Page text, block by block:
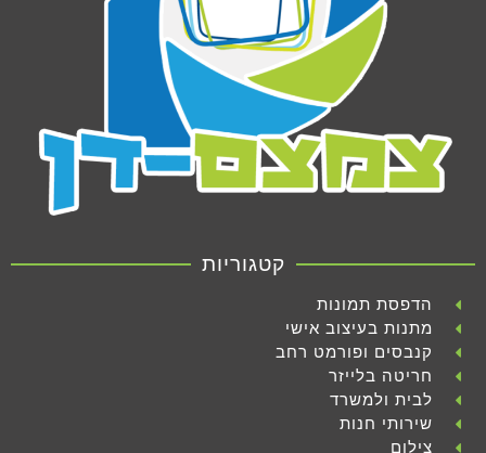
קטגוריות
הדפסת תמונות
מתנות בעיצוב אישי
קנבסים ופורמט רחב
חריטה בלייזר
לבית ולמשרד
שירותי חנות
צילום